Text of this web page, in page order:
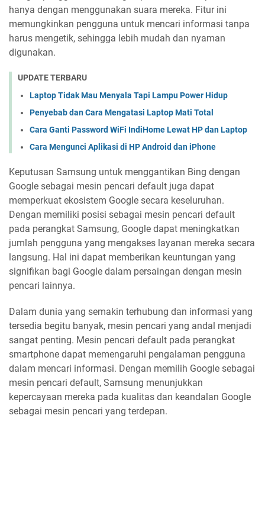
hanya dengan menggunakan suara mereka. Fitur ini
memungkinkan pengguna untuk mencari informasi tanpa
harus mengetik, sehingga lebih mudah dan nyaman
digunakan.
UPDATE TERBARU
Laptop Tidak Mau Menyala Tapi Lampu Power Hidup
Penyebab dan Cara Mengatasi Laptop Mati Total
Cara Ganti Password WiFi IndiHome Lewat HP dan Laptop
Cara Mengunci Aplikasi di HP Android dan iPhone
Keputusan Samsung untuk menggantikan Bing dengan
Google sebagai mesin pencari default juga dapat
memperkuat ekosistem Google secara keseluruhan.
Dengan memiliki posisi sebagai mesin pencari default
pada perangkat Samsung, Google dapat meningkatkan
jumlah pengguna yang mengakses layanan mereka secara
langsung. Hal ini dapat memberikan keuntungan yang
signifikan bagi Google dalam persaingan dengan mesin
pencari lainnya.
Dalam dunia yang semakin terhubung dan informasi yang
tersedia begitu banyak, mesin pencari yang andal menjadi
sangat penting. Mesin pencari default pada perangkat
smartphone dapat memengaruhi pengalaman pengguna
dalam mencari informasi. Dengan memilih Google sebagai
mesin pencari default, Samsung menunjukkan
kepercayaan mereka pada kualitas dan keandalan Google
sebagai mesin pencari yang terdepan.